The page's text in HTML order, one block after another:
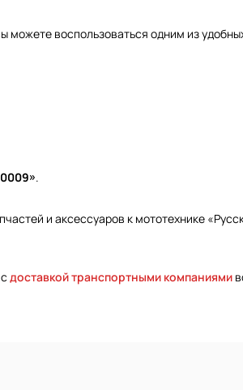
можете воспользоваться одним из
.
и аксессуаров к мототехнике
доставкой транспортными компаниями